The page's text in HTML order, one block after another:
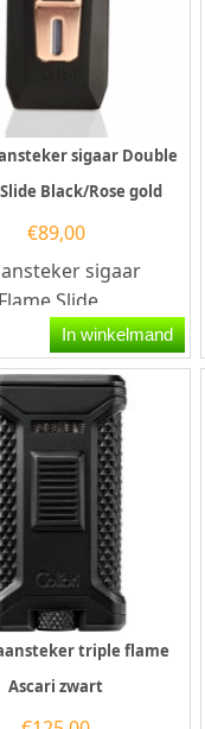
sigaar Double
Black/Rose gold
€89,00
sigaar
Slide
gold. Deze
aansteker
In winkelmand
triple flame
Ascari zwart